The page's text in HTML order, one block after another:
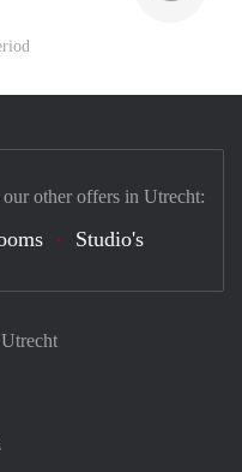
other offers in Utrecht:
Studio's